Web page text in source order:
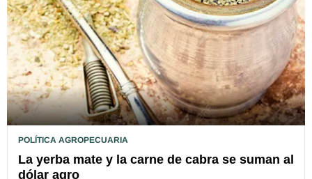
POLÍTICA AGROPECUARIA
La yerba mate y la carne de cabra se suman al
dólar agro